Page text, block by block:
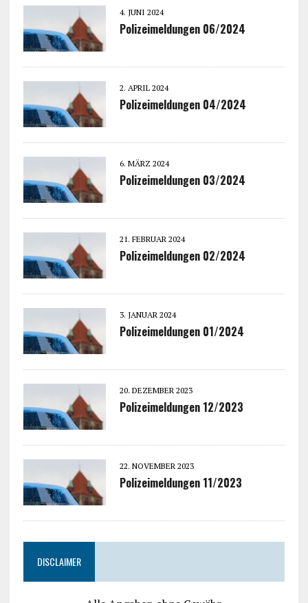
4. JUNI 2024
Polizeimeldungen 06/2024
2. APRIL 2024
Polizeimeldungen 04/2024
6. MÄRZ 2024
Polizeimeldungen 03/2024
21. FEBRUAR 2024
Polizeimeldungen 02/2024
3. JANUAR 2024
Polizeimeldungen 01/2024
20. DEZEMBER 2023
Polizeimeldungen 12/2023
22. NOVEMBER 2023
Polizeimeldungen 11/2023
DISCLAIMER